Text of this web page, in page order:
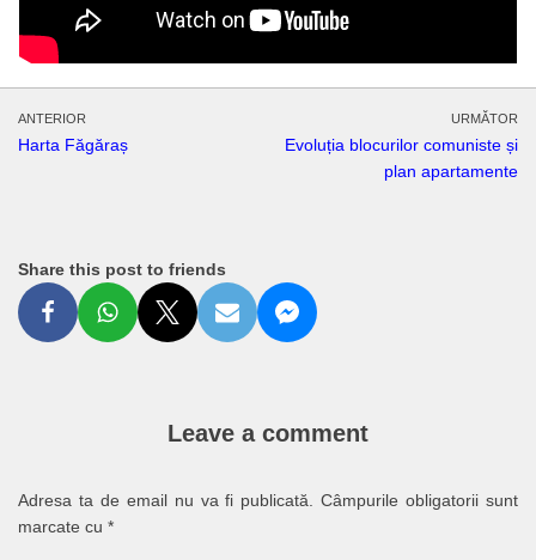
ANTERIOR
Harta Făgăraș
URMĂTOR
Evoluția blocurilor comuniste și
plan apartamente
Share this post to friends
Leave a comment
Adresa ta de email nu va fi publicată.
Câmpurile obligatorii sunt
marcate cu *